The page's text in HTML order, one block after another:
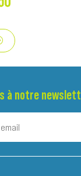
à notre